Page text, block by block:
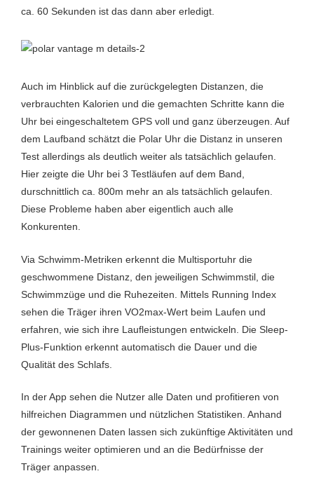
ca. 60 Sekunden ist das dann aber erledigt.
Auch im Hinblick auf die zurückgelegten Distanzen, die
verbrauchten Kalorien und die gemachten Schritte kann die
Uhr bei eingeschaltetem GPS voll und ganz überzeugen. Auf
dem Laufband schätzt die Polar Uhr die Distanz in unseren
Test allerdings als deutlich weiter als tatsächlich gelaufen.
Hier zeigte die Uhr bei 3 Testläufen auf dem Band,
durschnittlich ca. 800m mehr an als tatsächlich gelaufen.
Diese Probleme haben aber eigentlich auch alle
Konkurenten.
Via Schwimm-Metriken erkennt die Multisportuhr die
geschwommene Distanz, den jeweiligen Schwimmstil, die
Schwimmzüge und die Ruhezeiten. Mittels Running Index
sehen die Träger ihren VO2max-Wert beim Laufen und
erfahren, wie sich ihre Laufleistungen entwickeln. Die Sleep-
Plus-Funktion erkennt automatisch die Dauer und die
Qualität des Schlafs.
In der App sehen die Nutzer alle Daten und profitieren von
hilfreichen Diagrammen und nützlichen Statistiken. Anhand
der gewonnenen Daten lassen sich zukünftige Aktivitäten und
Trainings weiter optimieren und an die Bedürfnisse der
Träger anpassen.